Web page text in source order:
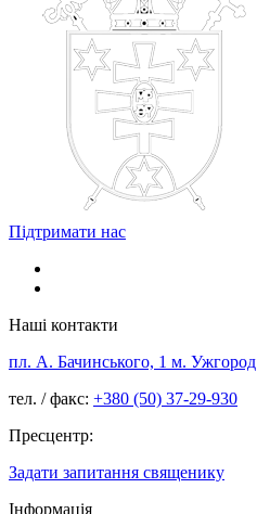
Підтримати нас
Наші контакти
пл. А. Бачинського, 1 м. Ужгород
тел. / факс: +380 (50) 37-29-930
Пресцентр:
Задати запитання священику
Інформація